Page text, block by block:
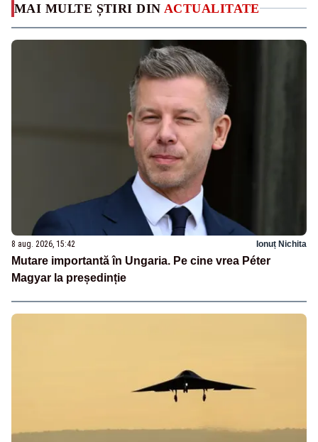
MAI MULTE ȘTIRI DIN ACTUALITATE
8 aug. 2026, 15:42 Ionuț Nichita
Mutare importantă în Ungaria. Pe cine vrea Péter
Magyar la președinție